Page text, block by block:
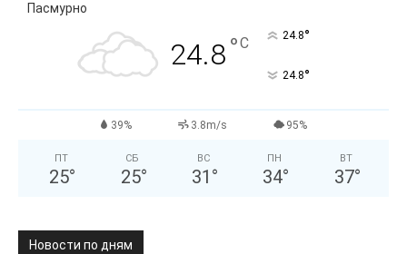
Пасмурно
24.8°C 24.8°
24.8°
39% 3.8m/s 95%
ПТ
25°
СБ
25°
ВС
31 °
ПН
34°
ВТ
37°
Новости по дням